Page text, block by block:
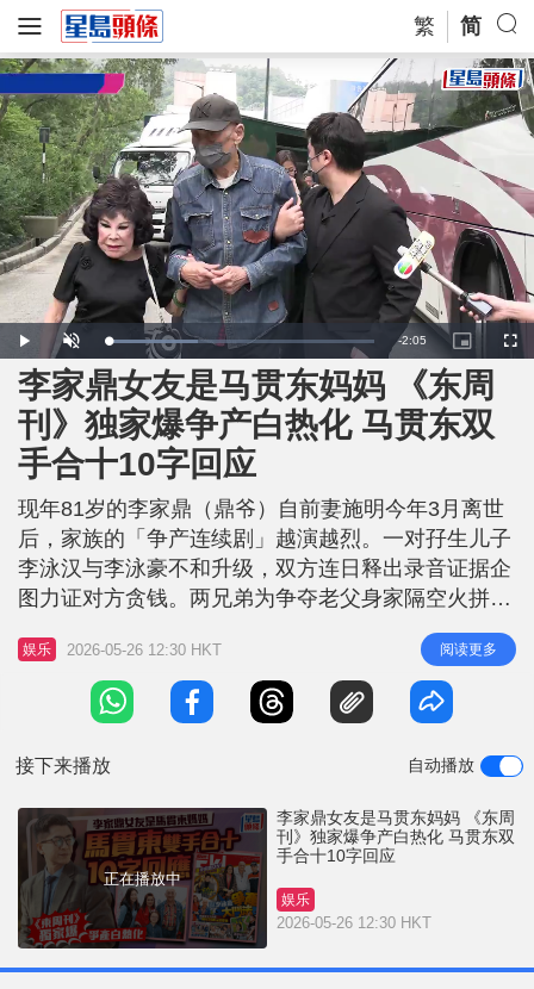
繁 简
P
l
a
y
U
n
m
u
t
L
o
d
e
d
:
3
4
0
4
R
m
n
n
-2:05
P
i
c
u
e
-
i
c
t
r
e
F
u
李家鼎女友是马贯东妈妈 《东周
刊》独家爆争产白热化 马贯东双
手合十10字回应
现年81岁的李家鼎（鼎爷）自前妻施明今年3月离世
后，家族的「争产连续剧」越演越烈。一对孖生儿子
李泳汉与李泳豪不和升级，双方连日释出录音证据企
图力证对方贪钱。两兄弟为争夺老父身家隔空火拼，
新一期《东周刊》爆出「李家风暴」新一页，早年李
家鼎身边的圈外女伴Viva，被揭是TVB当家小生马贯
东的妈咪，更交代了她的背景，早年更曾带女儿家人
现身，撑李家鼎的私房菜开张。报道中更有独家声
娱乐 2026-05-26 12:30 HKT 阅读更多
接下来播放 自动播放
正在播放中
李家鼎女友是马贯东妈妈 《东周
刊》独家爆争产白热化 马贯东双
手合十10字回应
娱乐
2026-05-26 12:30 HKT